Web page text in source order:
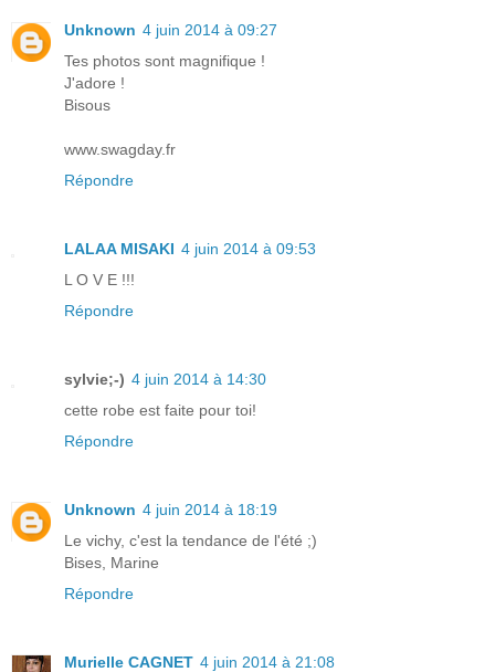
Unknown 4 juin 2014 à 09:27
Tes photos sont magnifique !
J'adore !
Bisous
www.swagday.fr
Répondre
LALAA MISAKI 4 juin 2014 à 09:53
L O V E !!!
Répondre
sylvie;-) 4 juin 2014 à 14:30
cette robe est faite pour toi!
Répondre
Unknown 4 juin 2014 à 18:19
Le vichy, c'est la tendance de l'été ;)
Bises, Marine
Répondre
Murielle CAGNET 4 juin 2014 à 21:08